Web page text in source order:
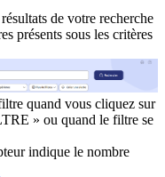
de votre recherche
présents sous les critères
quand vous cliquez sur
» ou quand le filtre se
indique le nombre